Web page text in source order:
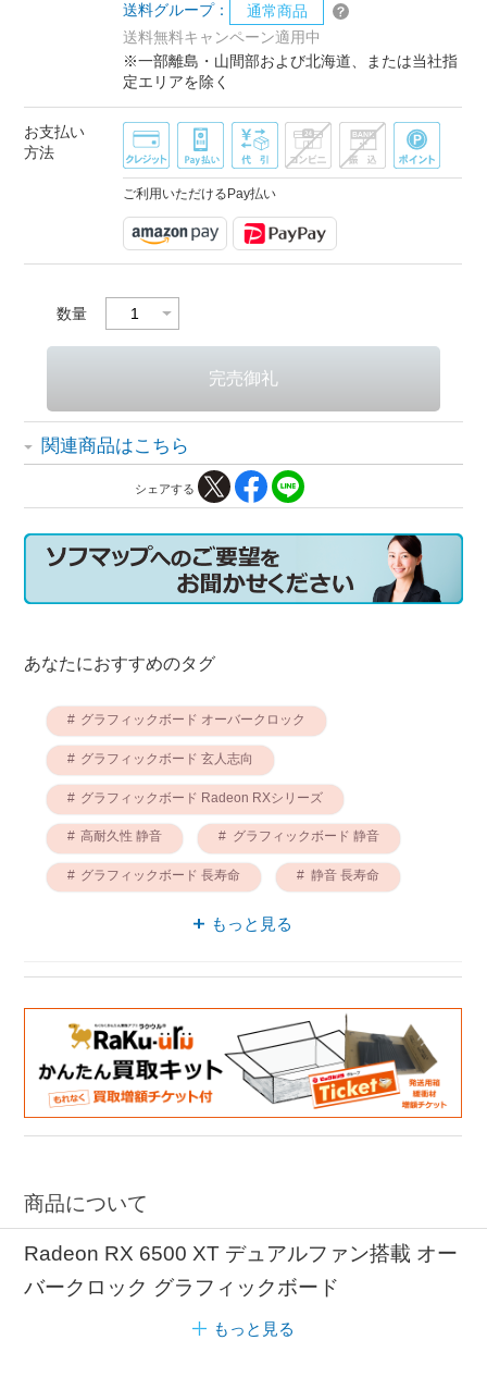
送料グループ：
通常商品
送料無料キャンペーン適用中
※一部離島・山間部および北海道、または当社指
定エリアを除く
お支払い
方法
ご利用いただけるPay払い
数量
関連商品はこちら
シェアする
あなたにおすすめのタグ
グラフィックボード オーバークロック
グラフィックボード 玄人志向
グラフィックボード Radeon RXシリーズ
高耐久性 静音 グラフィックボード 静音
グラフィックボード 長寿命 静音 長寿命
グラフィックボード Radeon RX
もっと見る
商品について
Radeon RX 6500 XT デュアルファン搭載 オー
バークロック グラフィックボード
もっと見る